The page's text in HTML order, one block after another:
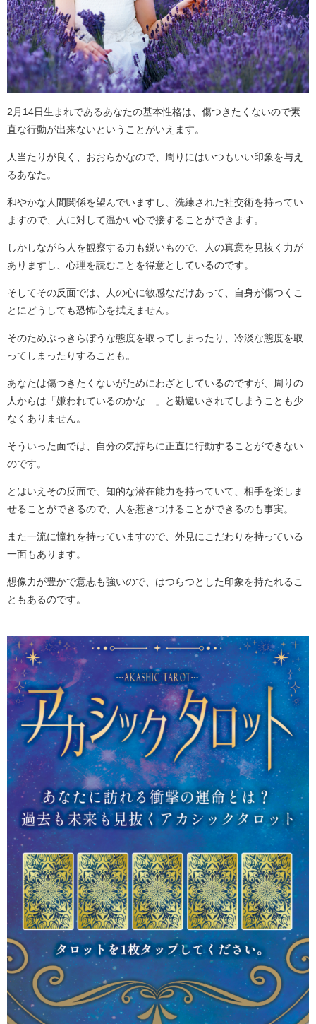
2月14日生まれであるあなたの基本性格は、傷つきたくないので素
直な行動が出来ないということがいえます。
人当たりが良く、おおらかなので、周りにはいつもいい印象を与え
るあなた。
和やかな人間関係を望んでいますし、洗練された社交術を持ってい
ますので、人に対して温かい心で接することができます。
しかしながら人を観察する力も鋭いもので、人の真意を見抜く力が
ありますし、心理を読むことを得意としているのです。
そしてその反面では、人の心に敏感なだけあって、自身が傷つくこ
とにどうしても恐怖心を拭えません。
そのためぶっきらぼうな態度を取ってしまったり、冷淡な態度を取
ってしまったりすることも。
あなたは傷つきたくないがためにわざとしているのですが、周りの
人からは「嫌われているのかな…」と勘違いされてしまうことも少
なくありません。
そういった面では、自分の気持ちに正直に行動することができない
のです。
とはいえその反面で、知的な潜在能力を持っていて、相手を楽しま
せることができるので、人を惹きつけることができるのも事実。
また一流に憧れを持っていますので、外見にこだわりを持っている
一面もあります。
想像力が豊かで意志も強いので、はつらつとした印象を持たれるこ
ともあるのです。